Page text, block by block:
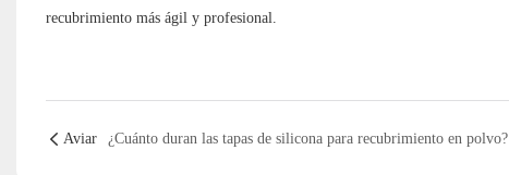
recubrimiento más ágil y profesional.
Aviar ¿Cuánto duran las tapas de silicona para recubrimiento en polvo?